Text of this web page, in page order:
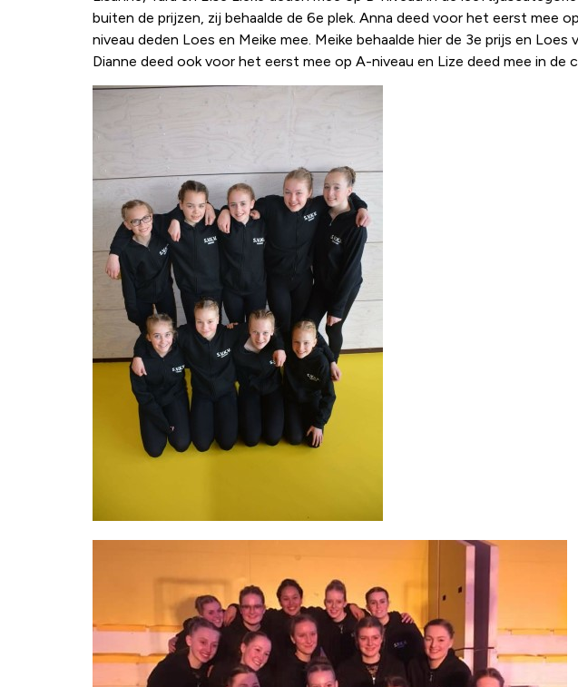
buiten de prijzen, zij behaalde de 6e plek. Anna deed voor het eerst mee
niveau deden Loes en Meike mee. Meike behaalde hier de 3e prijs en
Dianne deed ook voor het eerst mee op A-niveau en Lize deed mee in de